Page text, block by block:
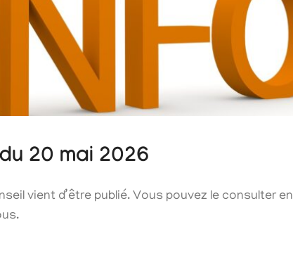
20 mai 2026
vient d’être publié. Vous pouvez le consulter en